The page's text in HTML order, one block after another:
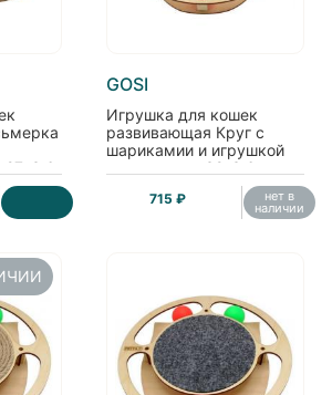
GOSI
Игрушка для кошек
развивающая Круг с
шарикамии и игрушкой
на пружине, 32*3,6 см
715 ₽ нет в
наличии